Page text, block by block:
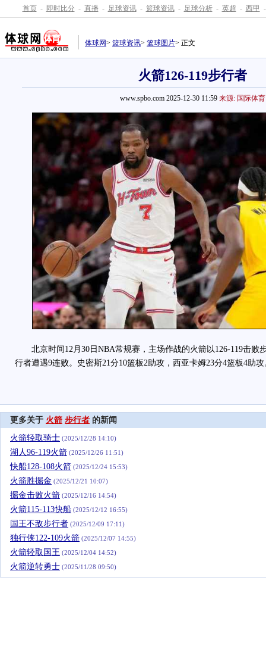
首页 - 即时比分 - 直播 - 足球资讯 - 篮球资讯 - 足球分析 - 英超 - 西甲 -
体球网> 篮球资讯> 篮球图片> 正文
火箭126-119步行者
www.spbo.com 2025-12-30 11:59 来源: 国际体育
北京时间12月30日NBA常规赛，主场作战的火箭以126-119击败
行者遭遇9连败。史密斯21分10篮板2助攻，西亚卡姆23分4篮板4助攻
更多关于 火箭 步行者 的新闻
火箭轻取骑士 (2025/12/28 14:10)
湖人96-119火箭 (2025/12/26 11:51)
快船128-108火箭 (2025/12/24 15:53)
火箭胜掘金 (2025/12/21 10:07)
掘金击败火箭 (2025/12/16 14:54)
火箭115-113快船 (2025/12/12 16:55)
国王不敌步行者 (2025/12/09 17:11)
独行侠122-109火箭 (2025/12/07 14:55)
火箭轻取国王 (2025/12/04 14:52)
火箭逆转勇士 (2025/11/28 09:50)